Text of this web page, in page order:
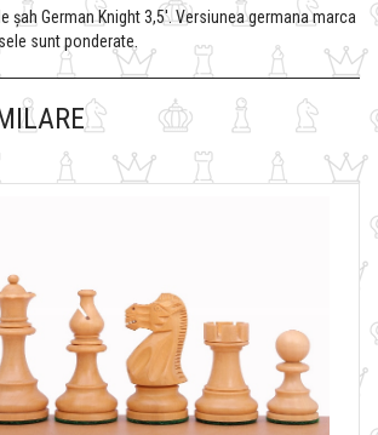
șah German Knight 3,5'. Versiunea germana marca
sunt ponderate.